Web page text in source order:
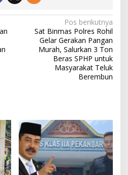
Pos berikutnya
Sat Binmas Polres Rohil
Gelar Gerakan Pangan
Murah, Salurkan 3 Ton
Beras SPHP untuk
Masyarakat Teluk
Berembun